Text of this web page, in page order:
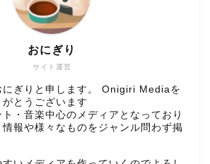
サイト運営
おにぎり
にぎりと申します。 Onigiri Mediaを
とうございます
・音楽中心のメディアとなっており
情報や様々なものをジャンル問わず掲